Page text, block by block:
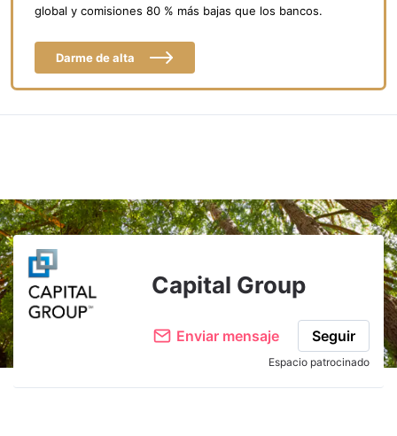
global y comisiones 80 % más bajas que los bancos.
Darme de alta
Capital Group
Enviar mensaje Seguir
Espacio patrocinado